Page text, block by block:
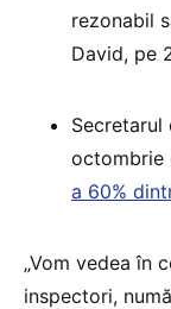
rezonabil
David, pe
Secretarul
octombrie
a 60%
„Vom vedea în
inspectori,